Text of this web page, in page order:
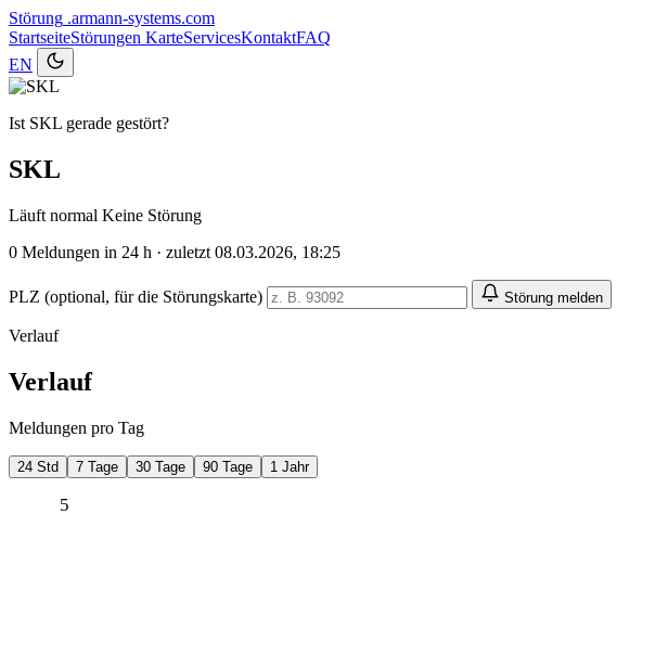
Störung .armann-systems.com
StartseiteStörungen KarteServicesKontaktFAQ
EN
Ist SKL gerade gestört?
SKL
Läuft normal Keine Störung
0 Meldungen in 24 h · zuletzt 08.03.2026, 18:25
PLZ (optional, für die Störungskarte) Störung melden
Verlauf
Verlauf
Meldungen pro Tag
24 Std 7 Tage 30 Tage 90 Tage 1 Jahr
5